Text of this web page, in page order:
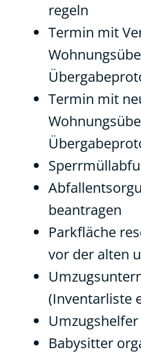
regeln
Termin mit
Termin mit
beantragen
Parkfläche
vor der alten
(Inventarliste
Babysitter